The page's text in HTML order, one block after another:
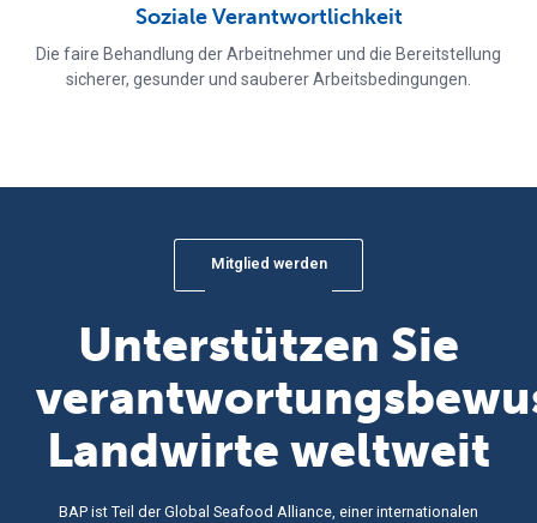
Soziale Verantwortlichkeit
Die faire Behandlung der Arbeitnehmer und die Bereitstellung
sicherer, gesunder und sauberer Arbeitsbedingungen.
Mitglied werden
Unterstützen Sie
Landwirte weltweit
BAP ist Teil der Global Seafood Alliance, einer internationalen